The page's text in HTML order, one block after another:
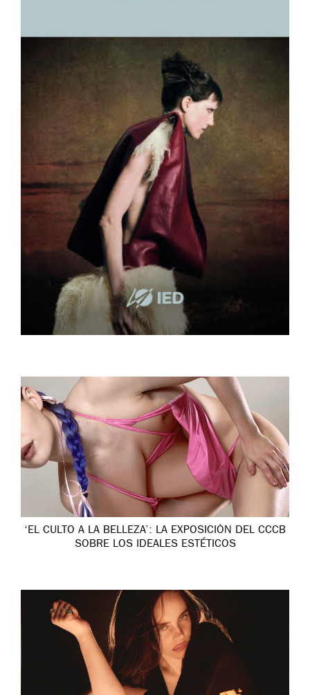
‘EL CULTO A LA BELLEZA’: LA EXPOSICIÓN DEL CCCB
SOBRE LOS IDEALES ESTÉTICOS